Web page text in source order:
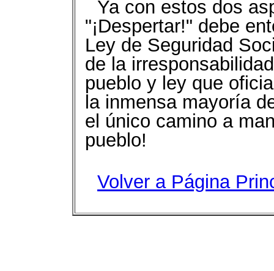
Ya con estos dos
"¡Despertar!" debe
Ley de Seguridad
de la
pueblo y ley que
la inmensa mayoría
el único camino a
pueblo!
Volver a Página